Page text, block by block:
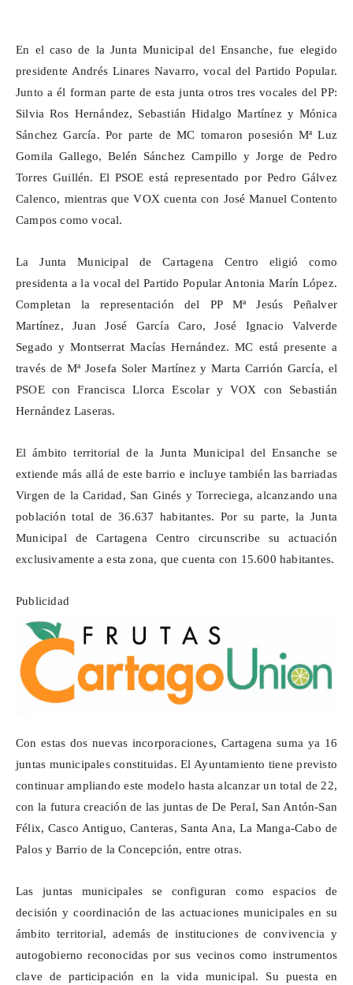
En el caso de la Junta Municipal del Ensanche, fue elegido
presidente Andrés Linares Navarro, vocal del Partido Popular.
Junto a él forman parte de esta junta otros tres vocales del PP:
Silvia Ros Hernández, Sebastián Hidalgo Martínez y Mónica
Sánchez García. Por parte de MC tomaron posesión Mª Luz
Gomila Gallego, Belén Sánchez Campillo y Jorge de Pedro
Torres Guillén. El PSOE está representado por Pedro Gálvez
Calenco, mientras que VOX cuenta con José Manuel Contento
Campos como vocal.
La Junta Municipal de Cartagena Centroeligió como
presidenta a la vocal del Partido Popular Antonia Marín López.
Completan la representación del PP Mª Jesús Peñalver
Martínez, Juan José García Caro, José Ignacio Valverde
Segado y Montserrat Macías Hernández. MC está presente a
través de Mª Josefa Soler Martínez y Marta Carrión García, el
PSOE con Francisca Llorca Escolar y VOX con Sebastián
Hernández Laseras.
El ámbito territorial de la Junta Municipal del Ensanche se
extiende más allá de este barrio e incluye también las barriadas
Virgen de la Caridad, San Ginés yTorreciega, alcanzando una
población total de 36.637 habitantes. Por su parte, la Junta
Municipal de Cartagena Centro circunscribe su actuación
exclusivamente a esta zona, que cuenta con 15.600 habitantes.
Publicidad
Con estas dos nuevas incorporaciones, Cartagena suma ya 16
juntas municipales constituidas. El Ayuntamiento tiene previsto
continuar ampliando este modelo hasta alcanzar un total de 22,
con la futura creación de las juntas deDe Peral, San Antón-San
Félix, Casco Antiguo, Canteras, Santa Ana, La Manga-Cabo de
Palos y Barrio de la Concepción, entre otras.
Las juntas municipales se configuran como espacios de
decisión y coordinación de las actuaciones municipales en su
ámbito territorial, además de instituciones de convivencia y
autogobierno reconocidas por sus vecinos como instrumentos
clave de participación en la vida municipal. Su puesta en